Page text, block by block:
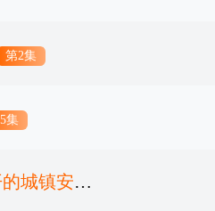
第2集
集
城镇安昙